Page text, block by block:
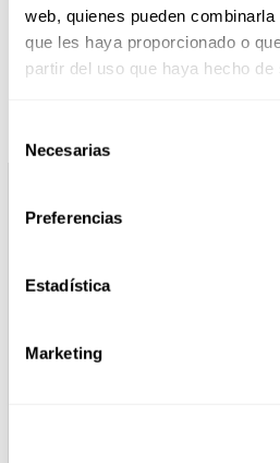
web, quienes pueden
que les haya proporcionado o
partir del uso que haya hecho
Necesarias
Preferencias
Estadística
Marketing
PERFUMERÍA
E HIGIENE
Productos relacionados